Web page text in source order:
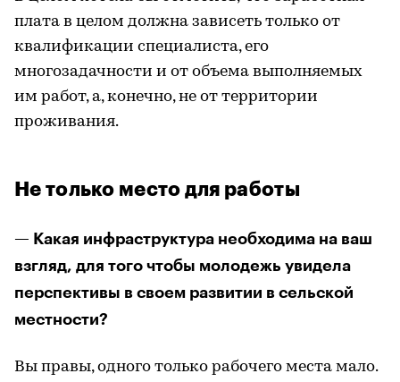
плата в целом должна зависеть только от
квалификации специалиста, его
многозадачности и от объема выполняемых
им работ, а, конечно, не от территории
проживания.
Не только место для работы
— Какая инфраструктура необходима на ваш
взгляд, для того чтобы молодежь увидела
перспективы в своем развитии в сельской
местности?
Вы правы, одного только рабочего места мало.